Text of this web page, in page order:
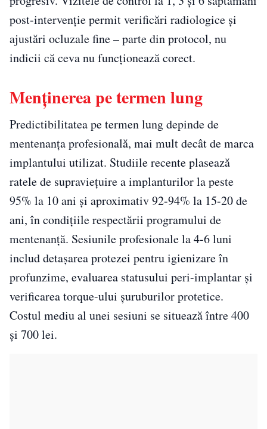
post-intervenție permit verificări radiologice și
ajustări ocluzale fine – parte din protocol, nu
indicii că ceva nu funcționează corect.
Menținerea pe termen lung
Predictibilitatea pe termen lung depinde de
mentenanța profesională, mai mult decât de marca
implantului utilizat. Studiile recente plasează
ratele de supraviețuire a implanturilor la peste
95% la 10 ani și aproximativ 92-94% la 15-20 de
ani, în condițiile respectării programului de
mentenanță. Sesiunile profesionale la 4-6 luni
includ detașarea protezei pentru igienizare în
profunzime, evaluarea statusului peri-implantar și
verificarea torque-ului șuruburilor protetice.
Costul mediu al unei sesiuni se situează între 400
și 700 lei.